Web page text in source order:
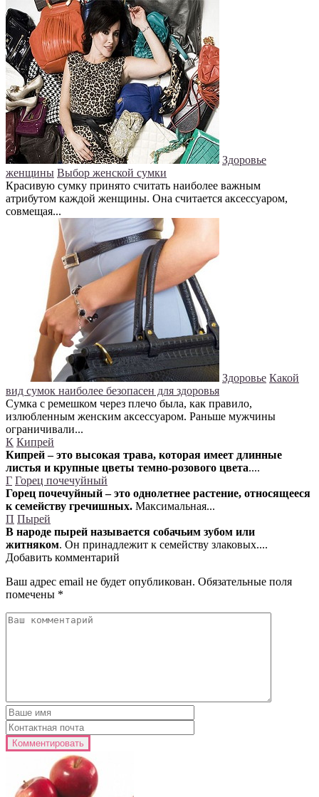
Здоровье
женщины Выбор женской сумки
Красивую сумку принято считать наиболее важным
атрибутом каждой женщины. Она считается аксессуаром,
совмещая...
Здоровье Какой
вид сумок наиболее безопасен для здоровья
Сумка с ремешком через плечо была, как правило,
излюбленным женским аксессуаром. Раньше мужчины
ограничивали...
К Кипрей
Кипрей – это высокая трава, которая имеет длинные
листья и крупные цветы темно-розового цвета....
Г Горец почечуйный
Горец почечуйный – это однолетнее растение, относящееся
к семейству гречишных. Максимальная...
П Пырей
В народе пырей называется собачьим зубом или
житняком. Он принадлежит к семейству злаковых....
Добавить комментарий
Ваш адрес email не будет опубликован. Обязательные поля
помечены *